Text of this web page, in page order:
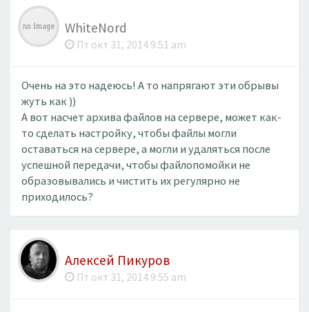
WhiteNord
Пт окт 31, 2014 9:51 am
Очень на это надеюсь! А то напрягают эти обрывы
жуть как ))
А вот насчет архива файлов на сервере, может как-
то сделать настройку, чтобы файлы могли
оставаться на сервере, а могли и удаляться после
успешной передачи, чтобы файлопомойки не
образовывались и чистить их регулярно не
приходилось?
Алексей Пикуров
Пт окт 31, 2014 9:55 am